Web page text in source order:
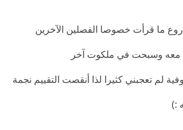
ما قرأت خصوصا الفصلين الآخرين
وسبحت في ملكوت آخر
لم تعجبني كثيرا لذا أنقصت التقييم نجمة
:)